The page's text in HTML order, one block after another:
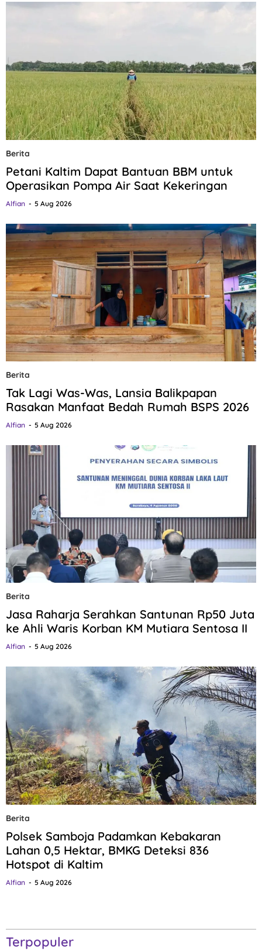
Berita
Petani Kaltim Dapat Bantuan BBM untuk
Operasikan Pompa Air Saat Kekeringan
Alfian 5 Aug 2026
Berita
Tak Lagi Was-Was, Lansia Balikpapan
Rasakan Manfaat Bedah Rumah BSPS 2026
Alfian 5 Aug 2026
Berita
Jasa Raharja Serahkan Santunan Rp50 Juta
ke Ahli Waris Korban KM Mutiara Sentosa II
Alfian 5 Aug 2026
Berita
Polsek Samboja Padamkan Kebakaran
Lahan 0,5 Hektar, BMKG Deteksi 836
Hotspot di Kaltim
Alfian 5 Aug 2026
Terpopuler